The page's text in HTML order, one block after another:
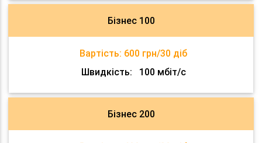
Бізнес 100
Вартість: 600 грн/30 діб
Швидкість:
100 мбіт/с
Бізнес 200